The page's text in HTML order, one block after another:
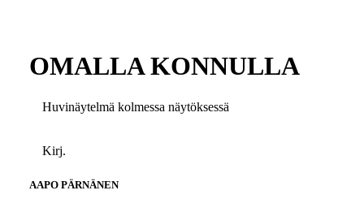
OMALLA KONNULLA
Huvinäytelmä kolmessa näytöksessä
Kirj.
AAPO PÄRNÄNEN